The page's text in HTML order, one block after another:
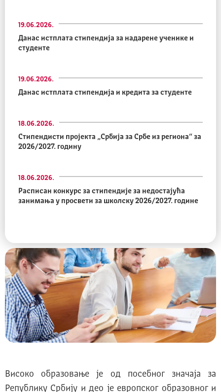
Данас истплата стипендија за надарене ученике и
студенте
19.06.2026.
Данас истплата стипендија и кредита за студенте
19.06.2026.
Стипендисти пројекта „Србија за Србе из региона“ за
2026/2027. годину
18.06.2026.
Расписан конкурс за стипендије за недостајућа
занимања у просвети за школску 2026/2027. године
18.06.2026.
Високо образовање је од посебног значаја за
Републику Србију и део је европског образовног и